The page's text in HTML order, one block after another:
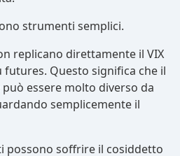
strumenti semplici.
replicano direttamente il VIX
futures. Questo significa che il
essere molto diverso da
semplicemente il
possono soffrire il cosiddetto